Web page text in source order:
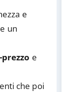
e
un
e
che poi